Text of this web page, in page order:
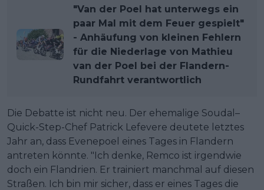
"Van der Poel hat unterwegs ein
paar Mal mit dem Feuer gespielt"
- Anhäufung von kleinen Fehlern
für die Niederlage von Mathieu
van der Poel bei der Flandern-
Rundfahrt verantwortlich
Die Debatte ist nicht neu. Der ehemalige Soudal–
Quick-Step-Chef Patrick Lefevere deutete letztes
Jahr an, dass Evenepoel eines Tages in Flandern
antreten könnte. "Ich denke, Remco ist irgendwie
doch ein Flandrien. Er trainiert manchmal auf diesen
Straßen. Ich bin mir sicher, dass er eines Tages die